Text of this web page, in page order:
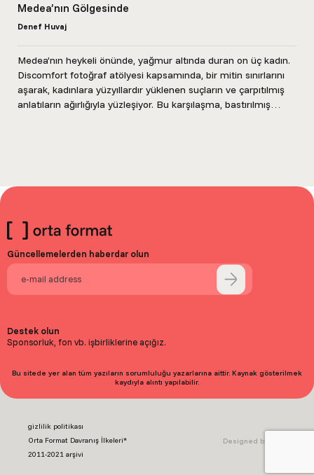
Medea’nın Gölgesinde
Denef Huvaj
Medea’nın heykeli önünde, yağmur altında duran on üç kadın.
Discomfort fotoğraf atölyesi kapsamında, bir mitin sınırlarını
aşarak, kadınlara yüzyıllardır yüklenen suçların ve çarpıtılmış
anlatıların ağırlığıyla yüzleşiyor. Bu karşılaşma, bastırılmış
Güncellemelerden haberdar olun
Destek olun
Sponsorluk, fon vb. işbirliklerine açığız.
Bu sitede yer alan tüm yazıların sorumluluğu yazarlarına aittir. Kaynak gösterilmek
kaydıyla alıntı yapılabilir.
gizlilik politikası
Orta Format Davranış İlkeleri*
2011-2021 arşivi
Designed by Baht.